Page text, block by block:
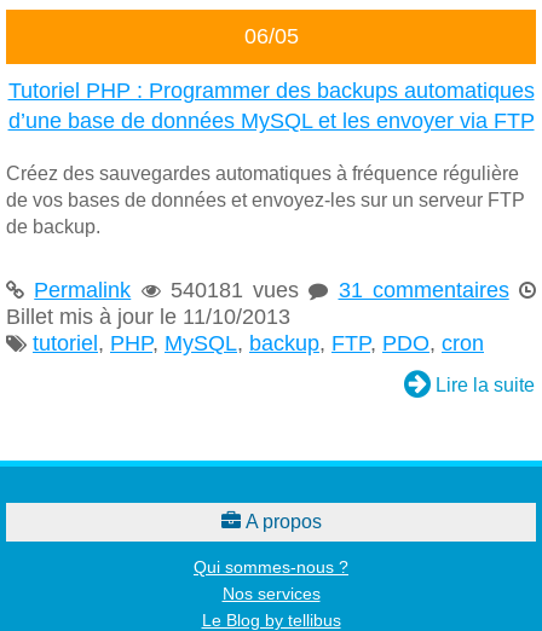
06/05
Tutoriel PHP : Programmer des backups automatiques
d’une base de données MySQL et les envoyer via FTP
Créez des sauvegardes automatiques à fréquence régulière
de vos bases de données et envoyez-les sur un serveur FTP
de backup.
 Permalink 540181 vues 31 commentaires 
Billet mis à jour le 11/10/2013
 tutoriel , PHP, MySQL, backup, FTP, PDO, cron
 Lire la suite
A propos
Qui sommes-nous ?
Nos services
Le Blog by tellibus